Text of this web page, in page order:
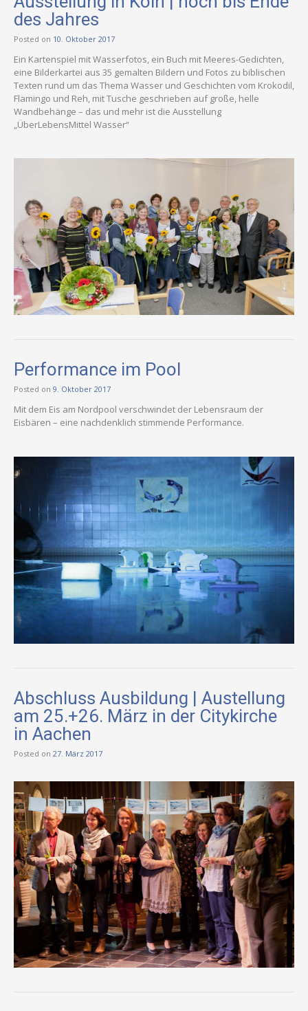
des Jahres
Posted on 10. Oktober 2017
Ein Kartenspiel mit Wasserfotos, ein Buch mit Meeres-Gedichten,
eine Bilderkartei aus 35 gemalten Bildern und Fotos zu biblischen
Texten rund um das Thema Wasser und Geschichten vom Krokodil,
Flamingo und Reh, mit Tusche geschrieben auf große, helle
Wandbehänge – das und mehr ist die Ausstellung
„ÜberLebensMittel Wasser“
Performance im Pool
Posted on 9. Oktober 2017
Mit dem Eis am Nordpool verschwindet der Lebensraum der
Eisbären – eine nachdenklich stimmende Performance.
Abschluss Ausbildung | Austellung
am 25.+26. März in der Citykirche
in Aachen
Posted on 27. März 2017